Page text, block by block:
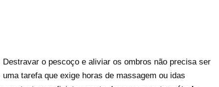
Destravar o pescoço e aliviar os ombros não precisa ser
uma tarefa que exige horas de massagem ou idas